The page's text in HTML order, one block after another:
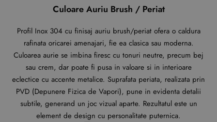
Culoare Auriu Brush / Periat
Profil Inox 304 cu finisaj auriu brush/periat ofera o caldura
rafinata oricarei amenajari, fie ea clasica sau moderna.
Culoarea aurie se imbina firesc cu tonuri neutre, precum bej
sau crem, dar poate fi pusa in valoare si in interioare
eclectice cu accente metalice. Suprafata periata, realizata prin
PVD (Depunere Fizica de Vapori), pune in evidenta detalii
subtile, generand un joc vizual aparte. Rezultatul este un
element de design cu personalitate puternica.